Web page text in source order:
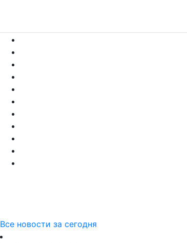
Все новости за сегодня